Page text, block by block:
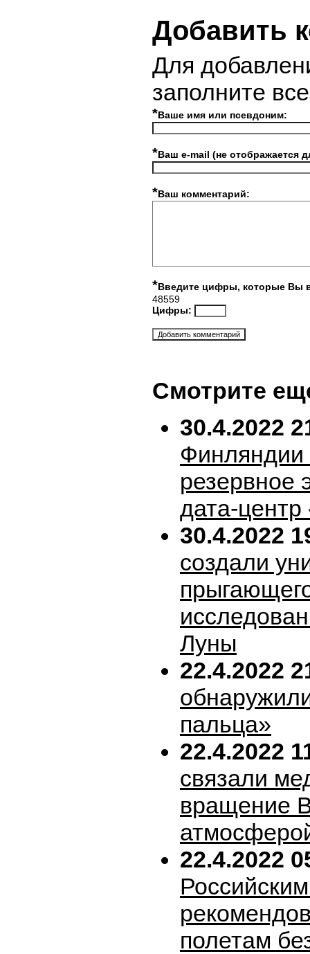
Добавить
Для
заполните
*Ваше имя или псевдоним:
*Ваш e-mail (не отображается
*Ваш комментарий:
*Введите цифры, которые Вы
48559
Цифры:
Смотрите
30.4.2022
резервное
дата-
30.4.2022
создали
Луны
22.4.2022
пальца»
22.4.2022
связали
вращение
22.4.2022
полетам